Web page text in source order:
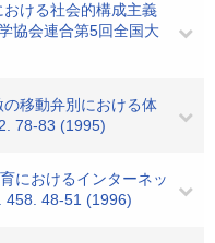
ける社会的構成主義
協会連合第5回全国大
移動弁別における体
78-83 (1995)
におけるインターネッ
458. 48-51 (1996)